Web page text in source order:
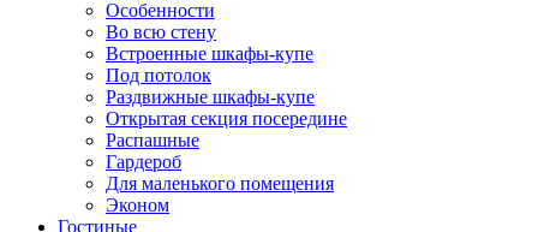
Особенности
Во всю стену
Встроенные шкафы-купе
Под потолок
Раздвижные шкафы-купе
Открытая секция посередине
Распашные
Гардероб
Для маленького помещения
Эконом
Гостиные